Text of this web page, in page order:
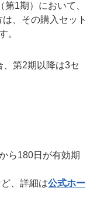
1期）において、
、その購入セット
。
、第2期以降は3セ
ら180日が有効期
、詳細は公式ホー